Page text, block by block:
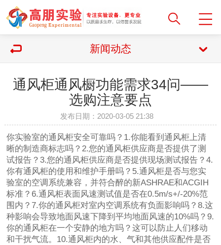
新闻动态
通风柜通风橱功能需求34问——
选购注意要点
发布日期：2020-03-05 21:38
你实验室的通风柜安全可靠吗？1.你能看到通风柜上清
晰的制造商标志吗？2.您的通风柜供应商是否提供了测
试报告？3.您的通风柜供应商是否提供现场测试报告？4.
你有通风柜的使用和维护手册吗？5.通风柜是否与您实
验室的空调系统兼容，并符合醉的新ASHRAE和ACGIH
标准？6.通风柜表面风速测试值是否在0.5m/s+/-20%范
围内？7.你的通风柜对室内空调系统有负面影响吗？8.这
种影响会导致地面风速下降到平均地面风速的10%吗？9.
你的通风柜在一个安静的地方吗？这可以防止人们移动
和干扰气流。10.通风柜内的水、气和其他供应配件是否